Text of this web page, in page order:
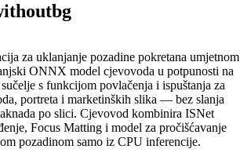
za uklanjanje pozadine pokretana umjetnom
ONNX model cjevovoda u potpunosti na
s funkcijom povlačenja i ispuštanja za
portreta i marketinških slika — bez slanja
po slici. Cjevovod kombinira ISNet
Focus Matting i model za pročišćavanje
pozadinom samo iz CPU inferencije.